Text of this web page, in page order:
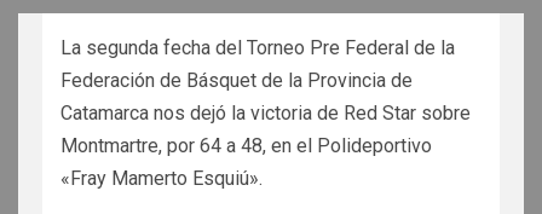
La segunda fecha del Torneo Pre Federal de la
Federación de Básquet de la Provincia de
Catamarca nos dejó la victoria de Red Star sobre
Montmartre, por 64 a 48, en el Polideportivo
«Fray Mamerto Esquiú».